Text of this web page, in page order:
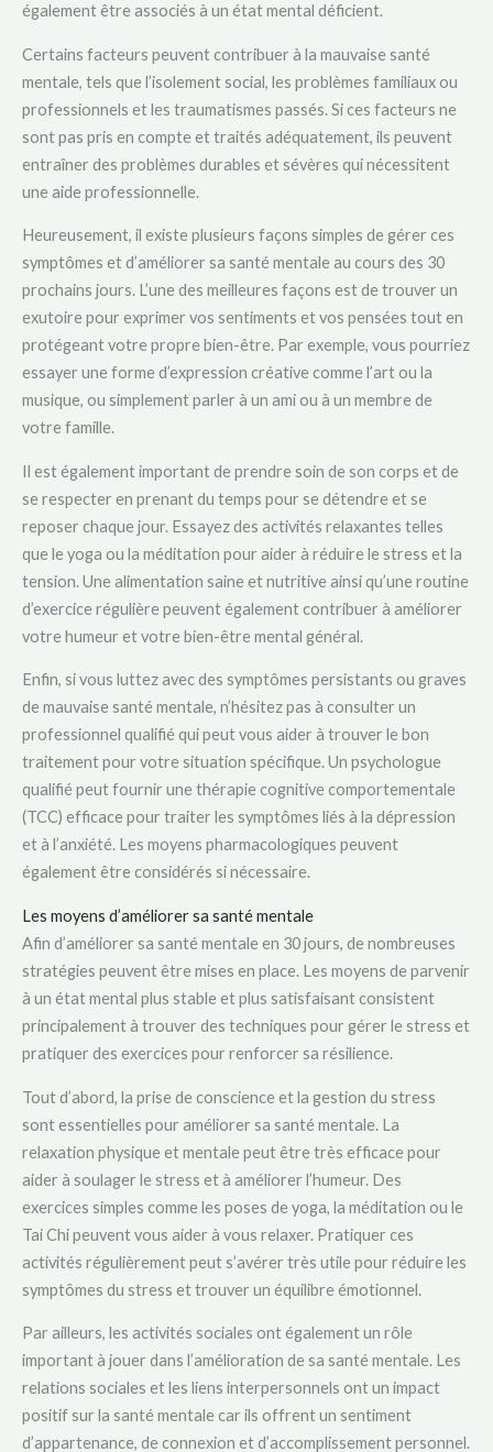
également être associés à un état mental déficient.
Certains facteurs peuvent contribuer à la mauvaise santé
mentale, tels que l’isolement social, les problèmes familiaux ou
professionnels et les traumatismes passés. Si ces facteurs ne
sont pas pris en compte et traités adéquatement, ils peuvent
entraîner des problèmes durables et sévères qui nécessitent
une aide professionnelle.
Heureusement, il existe plusieurs façons simples de gérer ces
symptômes et d’améliorer sa santé mentale au cours des 30
prochains jours. L’une des meilleures façons est de trouver un
exutoire pour exprimer vos sentiments et vos pensées tout en
protégeant votre propre bien-être. Par exemple, vous pourriez
essayer une forme d’expression créative comme l’art ou la
musique, ou simplement parler à un ami ou à un membre de
votre famille.
Il est également important de prendre soin de son corps et de
se respecter en prenant du temps pour se détendre et se
reposer chaque jour. Essayez des activités relaxantes telles
que le yoga ou la méditation pour aider à réduire le stress et la
tension. Une alimentation saine et nutritive ainsi qu’une routine
d’exercice régulière peuvent également contribuer à améliorer
votre humeur et votre bien-être mental général.
Enfin, si vous luttez avec des symptômes persistants ou graves
de mauvaise santé mentale, n’hésitez pas à consulter un
professionnel qualifié qui peut vous aider à trouver le bon
traitement pour votre situation spécifique. Un psychologue
qualifié peut fournir une thérapie cognitive comportementale
(TCC) efficace pour traiter les symptômes liés à la dépression
et à l’anxiété. Les moyens pharmacologiques peuvent
également être considérés si nécessaire.
Les moyens d’améliorer sa santé mentale
Afin d’améliorer sa santé mentale en 30 jours, de nombreuses
stratégies peuvent être mises en place. Les moyens de parvenir
à un état mental plus stable et plus satisfaisant consistent
principalement à trouver des techniques pour gérer le stress et
pratiquer des exercices pour renforcer sa résilience.
Tout d’abord, la prise de conscience et la gestion du stress
sont essentielles pour améliorer sa santé mentale. La
relaxation physique et mentale peut être très efficace pour
aider à soulager le stress et à améliorer l’humeur. Des
exercices simples comme les poses de yoga, la méditation ou le
Tai Chi peuvent vous aider à vous relaxer. Pratiquer ces
activités régulièrement peut s’avérer très utile pour réduire les
symptômes du stress et trouver un équilibre émotionnel.
Par ailleurs, les activités sociales ont également un rôle
important à jouer dans l’amélioration de sa santé mentale. Les
relations sociales et les liens interpersonnels ont un impact
positif sur la santé mentale car ils offrent un sentiment
d’appartenance, de connexion et d’accomplissement personnel.